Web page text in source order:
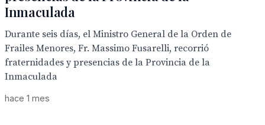
Inmaculada
Durante seis días, el Ministro General de la Orden de
Frailes Menores, Fr. Massimo Fusarelli, recorrió
fraternidades y presencias de la Provincia de la
Inmaculada
hace 1 mes